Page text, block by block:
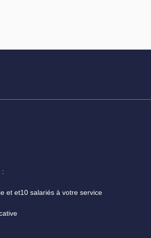
:
et et10 salariés à votre service
détenus de 7,3 M€ pour la gestion